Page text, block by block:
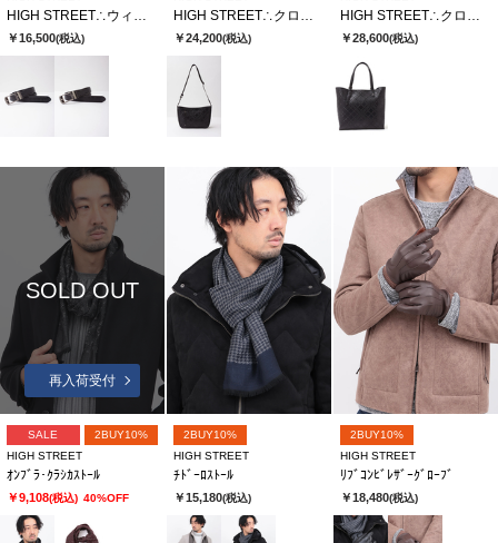
￥16,500(税込) ￥24,200(税込) ￥28,600(税込)
SOLD OUT
再入荷受付
SALE
2BUY10%
HIGH STREET
ｵﾝﾌﾞﾗ･ｸﾗｼｶｽﾄｰﾙ
￥9,108(税込) 40%OFF
2BUY10%
HIGH STREET
ﾁﾄﾞｰﾛｽﾄｰﾙ
￥15,180(税込)
2BUY10%
HIGH STREET
ﾘﾌﾞｺﾝﾋﾞﾚｻﾞｰｸﾞﾛｰﾌﾞ
￥18,480(税込)